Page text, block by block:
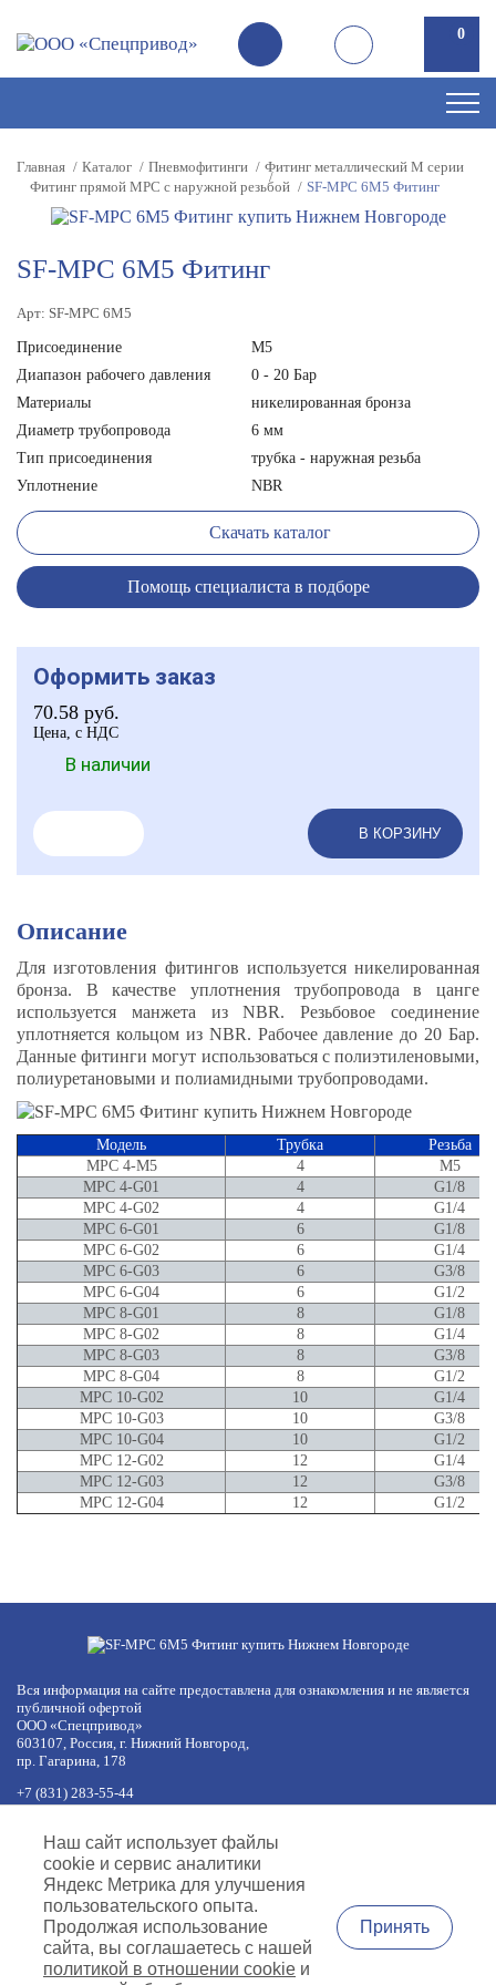
0
Главная Каталог Пневмофитинги
Фитинг металлический M серии
Фитинг прямой MPC с наружной резьбой
SF-MPC 6M5 Фитинг
SF-MPC 6M5 Фитинг
Арт: SF-MPC 6M5
Присоединение
М5
Диапазон рабочего давления
0 - 20 Бар
Материалы
никелированная бронза
Диаметр трубопровода
6 мм
Тип присоединения
трубка - наружная резьба
Уплотнение
NBR
Скачать каталог
Помощь специалиста в подборе
Оформить заказ
70.58 руб.
Цена, с НДС
В наличии
В КОРЗИНУ
Описание
Для изготовления фитингов используется никелированная
бронза. В качестве уплотнения трубопровода в цанге
используется манжета из NBR. Резьбовое cоединение
уплотняется кольцом из NBR. Рабочее давление до 20 Бар.
Данные фитинги могут использоваться с полиэтиленовыми,
полиуретановыми и полиамидными трубопроводами.
Модель Трубка
Резьба
MPC 4-M5
4
M5
MPC 4-G01
4
G1/8
MPC 4-G02
4
G1/4
MPC 6-G01
6
G1/8
MPC 6-G02
6
G1/4
MPC 6-G03
6
G3/8
MPC 6-G04
6
G1/2
MPC 8-G01
8
G1/8
MPC 8-G02
8
G1/4
MPC 8-G03
8
G3/8
MPC 8-G04
8
G1/2
MPC 10-G02
10
G1/4
MPC 10-G03
10
G3/8
MPC 10-G04
10
G1/2
MPC 12-G02
12
G1/4
MPC 12-G03
12
G3/8
MPC 12-G04
12 G1/2
Вся информация на сайте предоставлена для ознакомления и не является
публичной офертой
ООО «Спецпривод»
603107, Россия, г. Нижний Новгород,
пр. Гагарина, 178
+7 (831) 283-55-44
+7 (977) 422-66-54
обед с 12:30 до 13:30
info@specprivod.com
Вопросы, предложения?
Напишите нам
Наш сайт использует файлы
cookie и сервис аналитики
Яндекс Метрика для улучшения
пользовательского опыта.
Продолжая использование
сайта, вы соглашаетесь с нашей
политикой в отношении cookie и
Принять